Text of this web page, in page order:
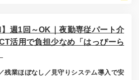
】週1回～OK｜夜勤専従パート介
活用で負担少なめ「はっぴーら
残業ほぼなし／見守りシステム導入で安